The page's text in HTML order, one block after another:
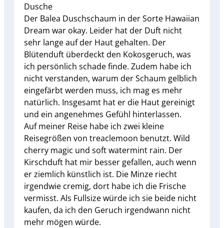
Dusche
Der Balea Duschschaum in der Sorte Hawaiian
Dream war okay. Leider hat der Duft nicht
sehr lange auf der Haut gehalten. Der
Blütenduft überdeckt den Kokosgeruch, was
ich persönlich schade finde. Zudem habe ich
nicht verstanden, warum der Schaum gelblich
eingefärbt werden muss, ich mag es mehr
natürlich. Insgesamt hat er die Haut gereinigt
und ein angenehmes Gefühl hinterlassen.
Auf meiner Reise habe ich zwei kleine
Reisegrößen von treaclemoon benutzt. Wild
cherry magic und soft watermint rain. Der
Kirschduft hat mir besser gefallen, auch wenn
er ziemlich künstlich ist. Die Minze riecht
irgendwie cremig, dort habe ich die Frische
vermisst. Als Fullsize würde ich sie beide nicht
kaufen, da ich den Geruch irgendwann nicht
mehr mögen würde.